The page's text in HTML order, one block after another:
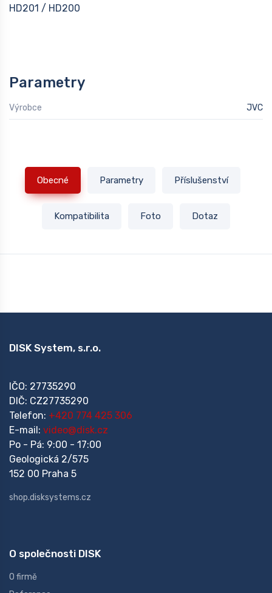
HD201 / HD200
Parametry
Výrobce JVC
Obecné Parametry Příslušenství
Kompatibilita Foto Dotaz
DISK System, s.r.o.
IČO: 27735290
DIČ: CZ27735290
Telefon: +420 774 425 306
E-mail: video@disk.cz
Po - Pá: 9:00 - 17:00
Geologická 2/575
152 00 Praha 5
shop.disksystems.cz
O společnosti DISK
O firmě